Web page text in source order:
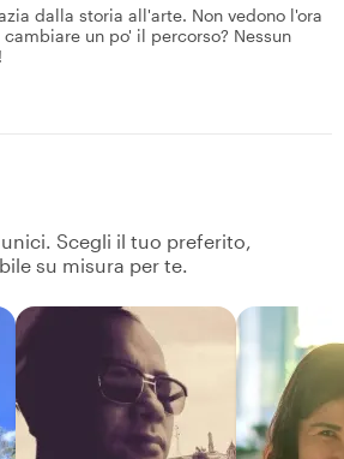
dalla storia all'arte. Non vedono l'ora
un po' il percorso? Nessun
Scegli il tuo preferito,
su misura per te.